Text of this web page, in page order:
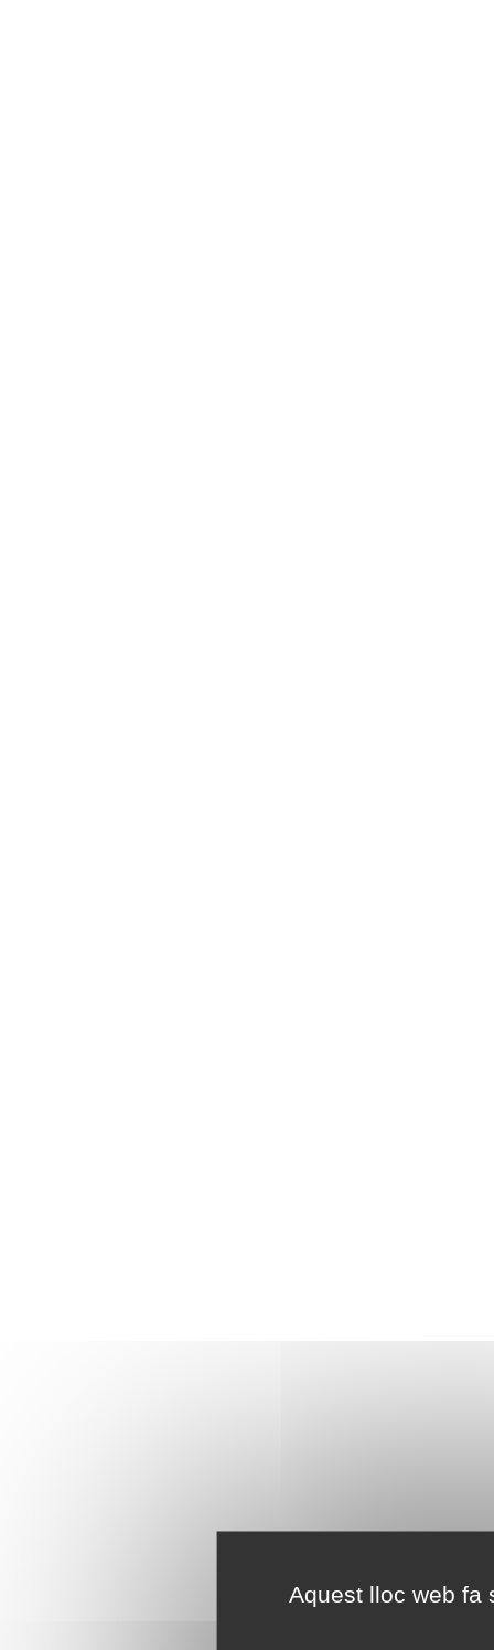
Aquest lloc web fa